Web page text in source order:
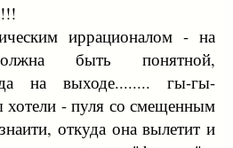
иррационалом - на
быть понятной,
на выходе........ гы-гы-
хотели - пуля со смещенным
откуда она вылетит и